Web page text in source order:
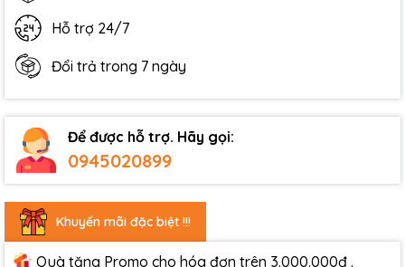
Hỗ trợ 24/7
Đổi trả trong 7 ngày
Để được hỗ trợ. Hãy gọi:
0945020899
Khuyến mãi đặc biệt !!!
Quà tặng Promo cho hóa đơn trên 3.000.000đ .